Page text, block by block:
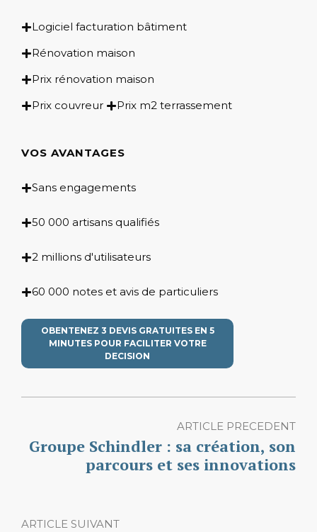
Logiciel facturation bâtiment
Rénovation maison
Prix rénovation maison
Prix couvreur
Prix m2 terrassement
VOS AVANTAGES
Sans engagements
50 000 artisans qualifiés
2 millions d'utilisateurs
60 000 notes et avis de particuliers
OBENTENEZ 3 DEVIS GRATUITES EN 5
MINUTES POUR FACILITER VOTRE
DECISION
ARTICLE PRECEDENT
Groupe Schindler : sa création, son
parcours et ses innovations
ARTICLE SUIVANT